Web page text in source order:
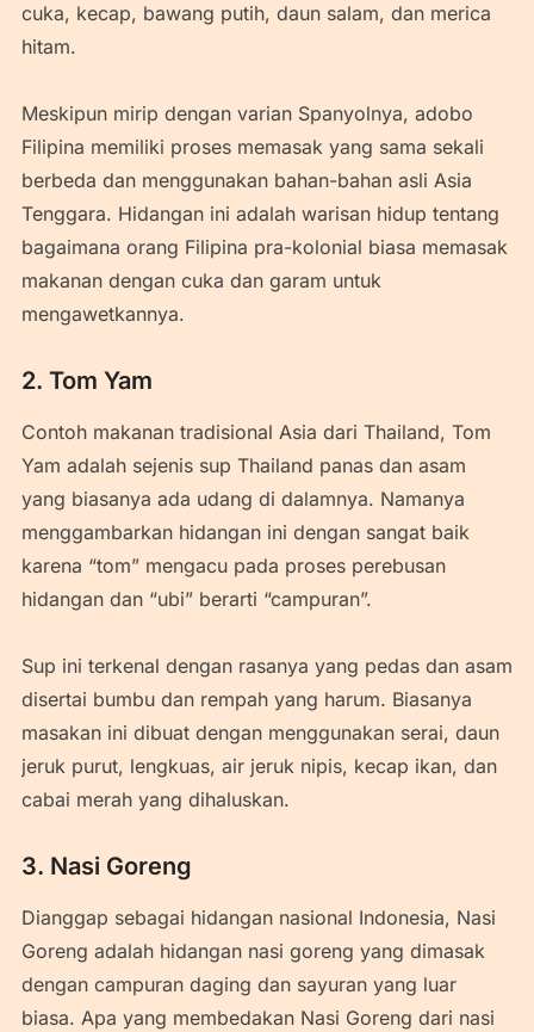
cuka, kecap, bawang putih, daun salam, dan merica
hitam.
Meskipun mirip dengan varian Spanyolnya, adobo
Filipina memiliki proses memasak yang sama sekali
berbeda dan menggunakan bahan-bahan asli Asia
Tenggara. Hidangan ini adalah warisan hidup tentang
bagaimana orang Filipina pra-kolonial biasa memasak
makanan dengan cuka dan garam untuk
mengawetkannya.
2. Tom Yam
Contoh makanan tradisional Asia dari Thailand, Tom
Yam adalah sejenis sup Thailand panas dan asam
yang biasanya ada udang di dalamnya. Namanya
menggambarkan hidangan ini dengan sangat baik
karena “tom” mengacu pada proses perebusan
hidangan dan “ubi” berarti “campuran”.
Sup ini terkenal dengan rasanya yang pedas dan asam
disertai bumbu dan rempah yang harum. Biasanya
masakan ini dibuat dengan menggunakan serai, daun
jeruk purut, lengkuas, air jeruk nipis, kecap ikan, dan
cabai merah yang dihaluskan.
3. Nasi Goreng
Dianggap sebagai hidangan nasional Indonesia, Nasi
Goreng adalah hidangan nasi goreng yang dimasak
dengan campuran daging dan sayuran yang luar
biasa. Apa yang membedakan Nasi Goreng dari nasi